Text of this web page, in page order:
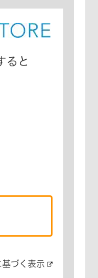
ると
づく表示​